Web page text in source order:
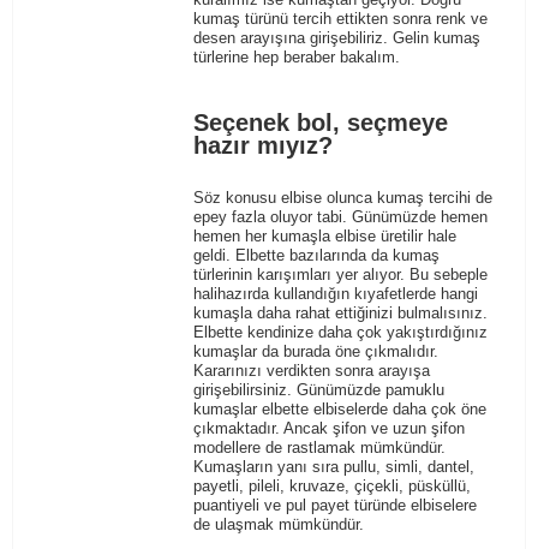
kumaş türünü tercih ettikten sonra renk ve
desen arayışına girişebiliriz. Gelin kumaş
türlerine hep beraber bakalım.
Seçenek bol, seçmeye
hazır mıyız?
Söz konusu elbise olunca kumaş tercihi de
epey fazla oluyor tabi. Günümüzde hemen
hemen her kumaşla elbise üretilir hale
geldi. Elbette bazılarında da kumaş
türlerinin karışımları yer alıyor. Bu sebeple
halihazırda kullandığın kıyafetlerde hangi
kumaşla daha rahat ettiğinizi bulmalısınız.
Elbette kendinize daha çok yakıştırdığınız
kumaşlar da burada öne çıkmalıdır.
Kararınızı verdikten sonra arayışa
girişebilirsiniz. Günümüzde pamuklu
kumaşlar elbette elbiselerde daha çok öne
çıkmaktadır. Ancak şifon ve uzun şifon
modellere de rastlamak mümkündür.
Kumaşların yanı sıra pullu, simli, dantel,
payetli, pileli, kruvaze, çiçekli, püsküllü,
puantiyeli ve pul payet türünde elbiselere
de ulaşmak mümkündür.